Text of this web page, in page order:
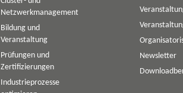
Netzwerkmanagement
Bildung und
Veranstaltung
Prüfungen und
Zertifizierungen
Industrieprozesse
Newsletter